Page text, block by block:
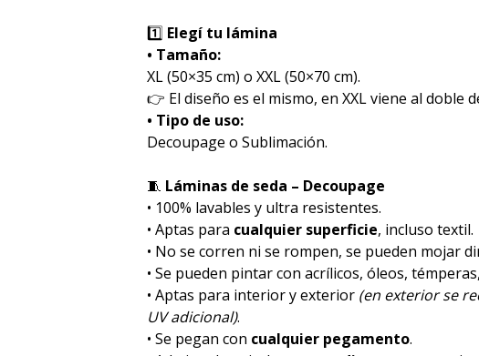
1️⃣ Elegí tu lámina
• Tamaño:
XL (50×35 cm) o XXL (50×70 cm).
👉 El diseño es el mismo, en XXL viene al doble
• Tipo de uso:
Decoupage o Sublimación.
🧵 Láminas de seda – Decoupage
• 100% lavables y ultra resistentes.
• Aptas para cualquier superficie, incluso textil.
• No se corren ni se rompen, se pueden mojar
• Se pueden pintar con acrílicos, óleos,
• Aptas para interior y exterior (en exterior se
UV adicional).
• Se pegan con cualquier pegamento.